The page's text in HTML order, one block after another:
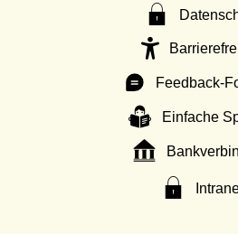
Feedback-
Einfache